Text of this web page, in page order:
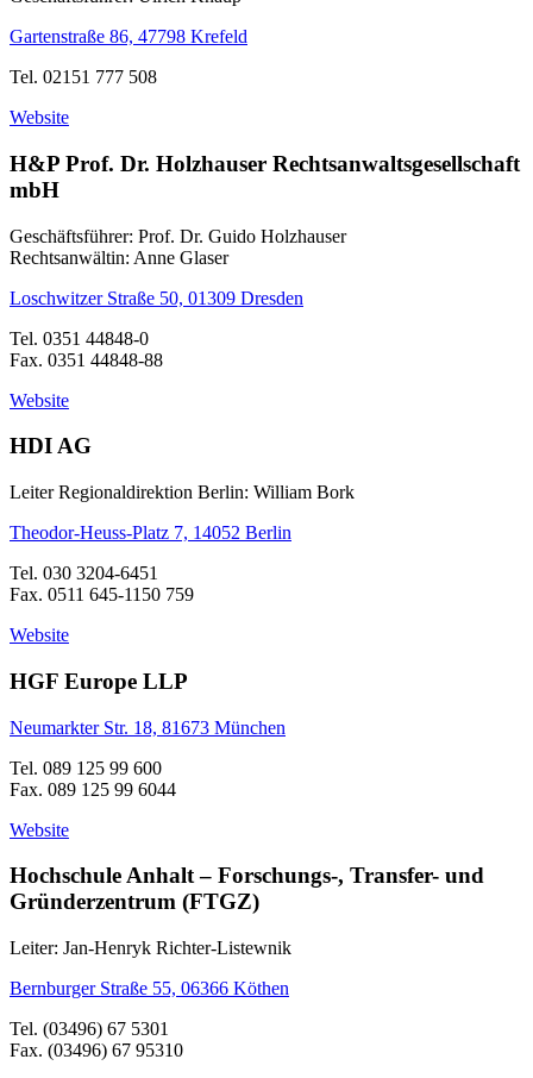
Gartenstraße 86, 47798 Krefeld
Tel. 02151 777 508
Website
H&P Prof. Dr. Holzhauser Rechtsanwaltsgesellschaft
mbH
Geschäftsführer: Prof. Dr. Guido Holzhauser
Rechtsanwältin: Anne Glaser
Loschwitzer Straße 50, 01309 Dresden
Tel. 0351 44848-0
Fax. 0351 44848-88
Website
HDI AG
Leiter Regionaldirektion Berlin: William Bork
Theodor-Heuss-Platz 7, 14052 Berlin
Tel. 030 3204-6451
Fax. 0511 645-1150 759
Website
HGF Europe LLP
Neumarkter Str. 18, 81673 München
Tel. 089 125 99 600
Fax. 089 125 99 6044
Website
Hochschule Anhalt – Forschungs-, Transfer- und
Gründerzentrum (FTGZ)
Leiter: Jan-Henryk Richter-Listewnik
Bernburger Straße 55, 06366 Köthen
Tel. (03496) 67 5301
Fax. (03496) 67 95310